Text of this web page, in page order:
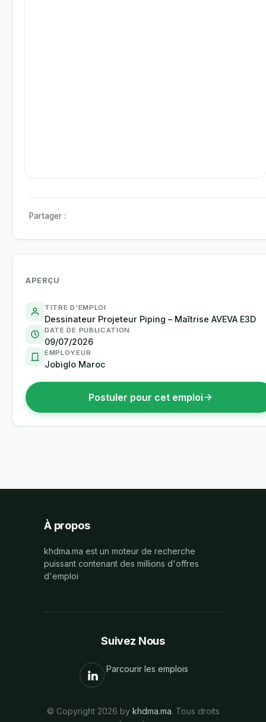
Partager :
APERÇU
TITRE D'EMPLOI
Dessinateur Projeteur Piping – Maîtrise AVEVA E3D
DATE DE PUBLICATION
09/07/2026
EMPLOYEUR
Jobiglo Maroc
Postuler pour cet emploi
À propos
khdma.ma est un moteur de recherche
puissant contenant des millions d'offres
d'emploi
Suivez Nous
Parcourir les emplois
© Copyright 2026 by khdma.ma. Tous droits